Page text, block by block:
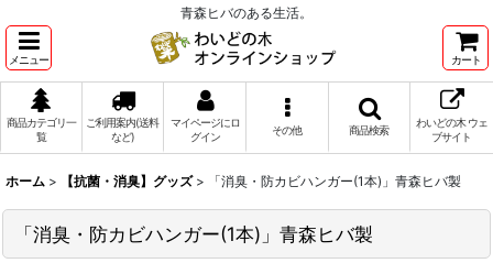
青森ヒバのある生活。
メニュー カート
商品カテゴリ一
覧
ご利用案内(送料
など)
マイページにロ
グイン
その他 商品検索
わいどの木 ウェ
ブサイト
ホーム > 【抗菌・消臭】グッズ > 「消臭・防カビハンガー(1本)」青森ヒバ製
「消臭・防カビハンガー(1本)」青森ヒバ製